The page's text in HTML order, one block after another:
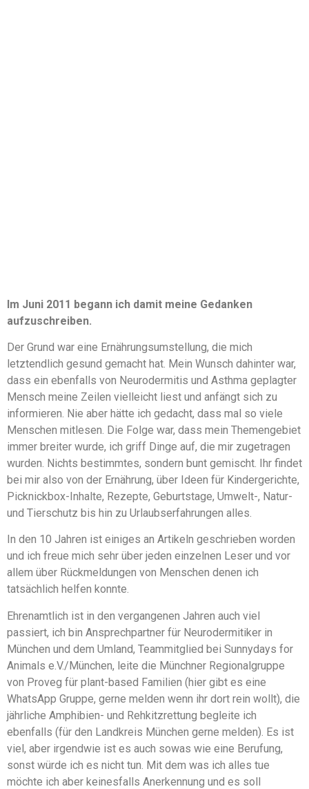
Im Juni 2011 begann ich damit meine Gedanken
aufzuschreiben.
Der Grund war eine Ernährungsumstellung, die mich
letztendlich gesund gemacht hat. Mein Wunsch dahinter war,
dass ein ebenfalls von Neurodermitis und Asthma geplagter
Mensch meine Zeilen vielleicht liest und anfängt sich zu
informieren. Nie aber hätte ich gedacht, dass mal so viele
Menschen mitlesen. Die Folge war, dass mein Themengebiet
immer breiter wurde, ich griff Dinge auf, die mir zugetragen
wurden. Nichts bestimmtes, sondern bunt gemischt. Ihr findet
bei mir also von der Ernährung, über Ideen für Kindergerichte,
Picknickbox-Inhalte, Rezepte, Geburtstage, Umwelt-, Natur-
und Tierschutz bis hin zu Urlaubserfahrungen alles.
In den 10 Jahren ist einiges an Artikeln geschrieben worden
und ich freue mich sehr über jeden einzelnen Leser und vor
allem über Rückmeldungen von Menschen denen ich
tatsächlich helfen konnte.
Ehrenamtlich ist in den vergangenen Jahren auch viel
passiert, ich bin Ansprechpartner für Neurodermitiker in
München und dem Umland, Teammitglied bei Sunnydays for
Animals e.V./München, leite die Münchner Regionalgruppe
von Proveg für plant-based Familien (hier gibt es eine
WhatsApp Gruppe, gerne melden wenn ihr dort rein wollt), die
jährliche Amphibien- und Rehkitzrettung begleite ich
ebenfalls (für den Landkreis München gerne melden). Es ist
viel, aber irgendwie ist es auch sowas wie eine Berufung,
sonst würde ich es nicht tun. Mit dem was ich alles tue
möchte ich aber keinesfalls Anerkennung und es soll